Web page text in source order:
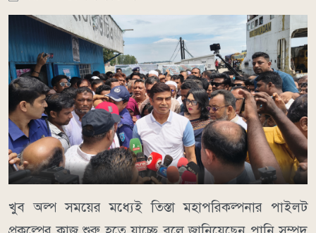
খুব অল্প সময়ের মধ্যেই তিস্তা মহাপরিকল্পনার পাইলট